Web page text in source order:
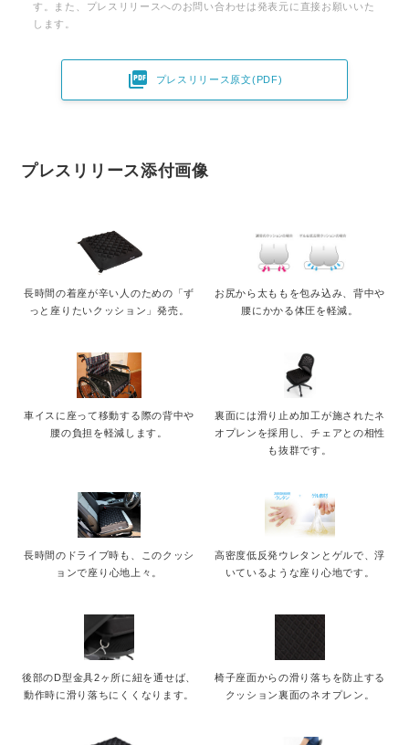
す。また、プレスリリースへのお問い合わせは発表元に直接お願いいた
します。
 プレスリリース原文(PDF)
プレスリリース添付画像
長時間の着座が辛い人のための「ず
っと座りたいクッション」発売。
お尻から太ももを包み込み、背中や
腰にかかる体圧を軽減。
車イスに座って移動する際の背中や
腰の負担を軽減します。
裏面には滑り止め加工が施されたネ
オプレンを採用し、チェアとの相性
も抜群です。
長時間のドライブ時も、このクッシ
ョンで座り心地上々。
高密度低反発ウレタンとゲルで、浮
いているような座り心地です。
後部のD型金具2ヶ所に紐を通せば、
動作時に滑り落ちにくくなります。
椅子座面からの滑り落ちを防止する
クッション裏面のネオプレン。